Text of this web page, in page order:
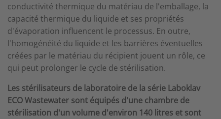
conductivité thermique du matériau de l'emballage, la
capacité thermique du liquide et ses propriétés
d'évaporation influencent le processus. En outre,
l'homogénéité du liquide et les barrières éventuelles
créées par le matériau du récipient jouent un rôle, ce
qui peut prolonger le cycle de stérilisation.
Les stérilisateurs de laboratoire de la série Laboklav
ECO Wastewater sont équipés d'une chambre de
stérilisation d'un volume d'environ 140 litres et sont